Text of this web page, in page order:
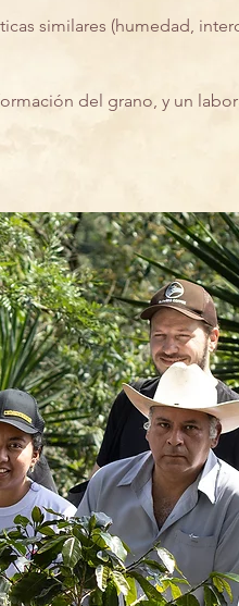
similares (humedad,
del grano, y un